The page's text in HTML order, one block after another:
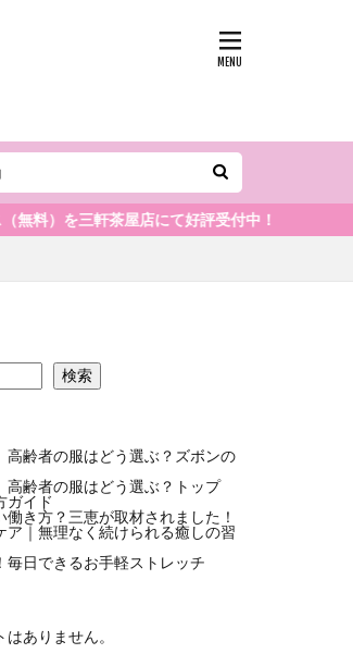
軒茶屋店にて好評受付中！
検索
高齢者の服はどう選ぶ？ズボンの
高齢者の服はどう選ぶ？トップ
ガイド
き方？三恵が取材されました！
ア｜無理なく続けられる癒しの習
毎日できるお手軽ストレッチ
ありません。